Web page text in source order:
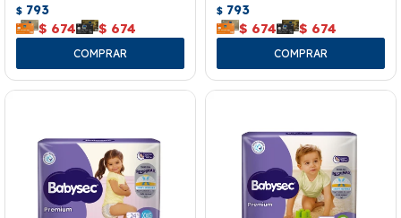
$ 793
$ 674 $ 674
$ 793
$ 674 $ 674